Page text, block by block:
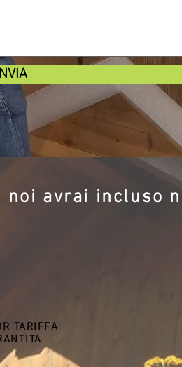
avrai incluso
TARIFFA